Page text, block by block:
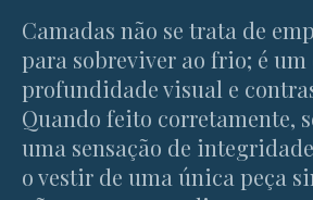
Camadas não se trata de
para sobreviver ao frio; é um
profundidade visual e
Quando feito corretamente,
uma sensação de
o vestir de uma única peça